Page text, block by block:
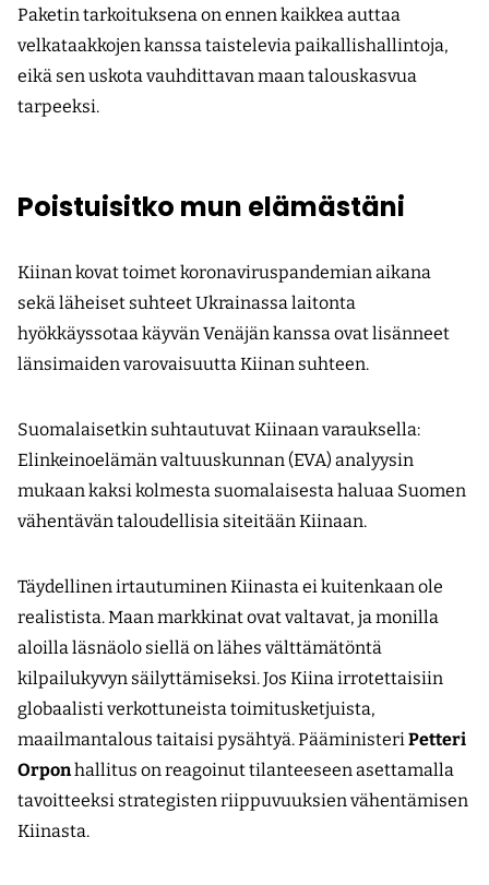
Paketin tarkoituksena on ennen kaikkea auttaa
velkataakkojen kanssa taistelevia paikallishallintoja,
eikä sen uskota vauhdittavan maan talouskasvua
tarpeeksi.
Poistuisitko mun elämästäni
Kiinan kovat toimet koronaviruspandemian aikana
sekä läheiset suhteet Ukrainassa laitonta
hyökkäyssotaa käyvän Venäjän kanssa ovat lisänneet
länsimaiden varovaisuutta Kiinan suhteen.
Suomalaisetkin suhtautuvat Kiinaan varauksella:
Elinkeinoelämän valtuuskunnan (EVA) analyysin
mukaan kaksi kolmesta suomalaisesta haluaa Suomen
vähentävän taloudellisia siteitään Kiinaan.
Täydellinen irtautuminen Kiinasta ei kuitenkaan ole
realistista. Maan markkinat ovat valtavat, ja monilla
aloilla läsnäolo siellä on lähes välttämätöntä
kilpailukyvyn säilyttämiseksi. Jos Kiina irrotettaisiin
globaalisti verkottuneista toimitusketjuista,
maailmantalous taitaisi pysähtyä. PääministeriPetteri
Orponhallitus on reagoinut tilanteeseen asettamalla
tavoitteeksi strategisten riippuvuuksien vähentämisen
Kiinasta.